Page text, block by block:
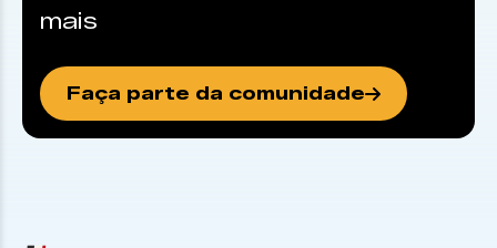
mais
Faça parte da comunidade